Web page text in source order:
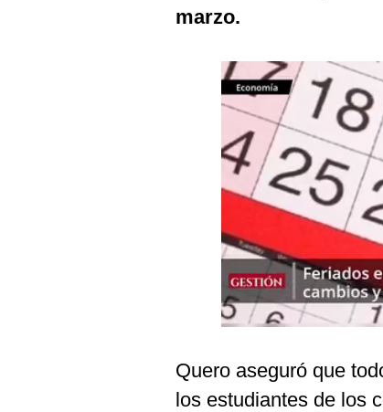
marzo.
Quero aseguró que
los estudiantes de los